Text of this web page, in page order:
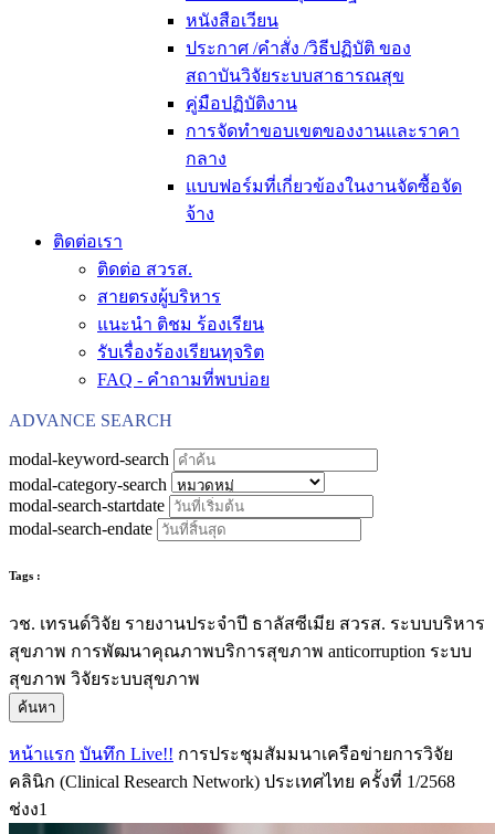
หนังสือเวียน
ประกาศ /คำสั่ง /วิธีปฏิบัติ ของ
สถาบันวิจัยระบบสาธารณสุข
คู่มือปฏิบัติงาน
การจัดทำขอบเขตของงานและราคา
กลาง
แบบฟอร์มที่เกี่ยวข้องในงานจัดซื้อจัด
จ้าง
ติดต่อเรา
ติดต่อ สวรส.
สายตรงผู้บริหาร
แนะนำ ติชม ร้องเรียน
รับเรื่องร้องเรียนทุจริต
FAQ - คำถามที่พบบ่อย
ADVANCE SEARCH
modal-keyword-search
modal-category-search
modal-search-startdate
modal-search-endate
Tags :
วช. เทรนด์วิจัย รายงานประจำปี ธาลัสซีเมีย สวรส. ระบบบริหาร
สุขภาพ การพัฒนาคุณภาพบริการสุขภาพ anticorruption ระบบ
สุขภาพ วิจัยระบบสุขภาพ
ค้นหา
หน้าแรก บันทึก Live!! การประชุมสัมมนาเครือข่ายการวิจัย
คลินิก (Clinical Research Network) ประเทศไทย ครั้งที่ 1/2568
ช่งง1